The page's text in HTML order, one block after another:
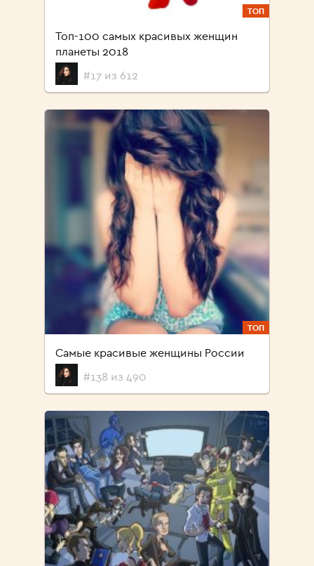
ТОП
Топ-100 самых красивых женщин
планеты 2018
#17 из 612
ТОП
Самые красивые женщины России
#138 из 490